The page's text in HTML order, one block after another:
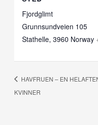
Fjordglimt
Grunnsundveien 105
Stathelle, 3960 Norway
HAVFRUEN – EN
KVINNER